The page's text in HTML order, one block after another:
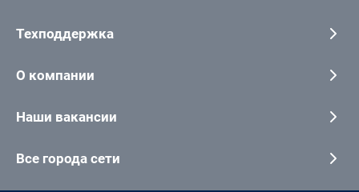
Техподдержка
О компании
Наши вакансии
Все города сети